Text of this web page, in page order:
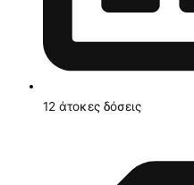
12 άτοκες δόσεις